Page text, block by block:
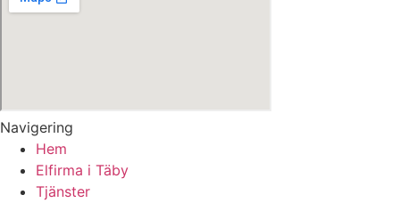
Navigering
Hem
Elfirma i Täby
Tjänster